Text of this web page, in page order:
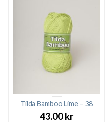
Tilda Bamboo Lime – 38
43.00 kr